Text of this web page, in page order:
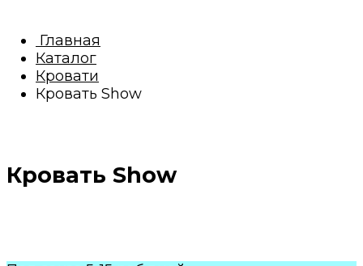
Главная
Каталог
Кровати
Кровать Show
Кровать Show